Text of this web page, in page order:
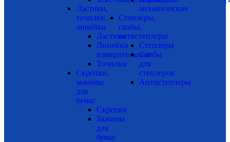
Ластики,
точилки,
линейки
Ластики
Линейки
измерительные
Точилки
Скрепки,
зажимы
для
бумаг
Скрепки
Зажимы
для
бумаг
механические
Степлеры,
скобы,
антистеплеры
Степлеры
Скобы
для
степлеров
Антистеплеры